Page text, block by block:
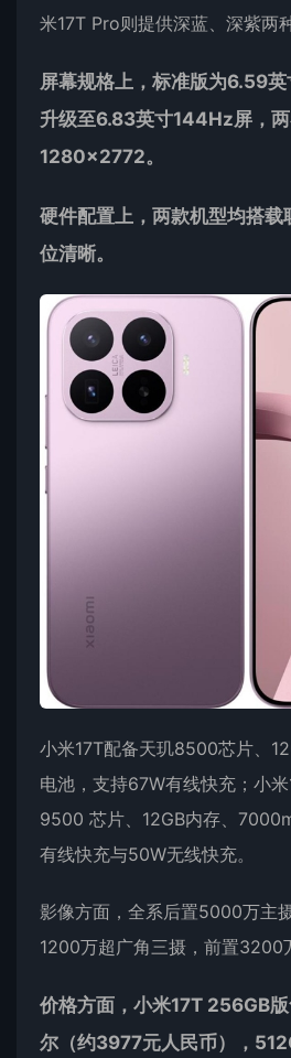
米17T Pro则提供深蓝、深紫两
屏幕规格上，标准版为6.59
升级至6.83英寸144Hz屏，
1280×2772。
硬件配置上，两款机型均搭载
位清晰。
小米17T配备天玑8500芯片、
电池，支持67W有线快充；小
9500 芯片、12GB内存、
有线快充与50W无线快充。
影像方面，全系后置5000万主
1200万超广角三摄，前置3200
价格方面，小米17T 256GB
尔（约3977元人民币），